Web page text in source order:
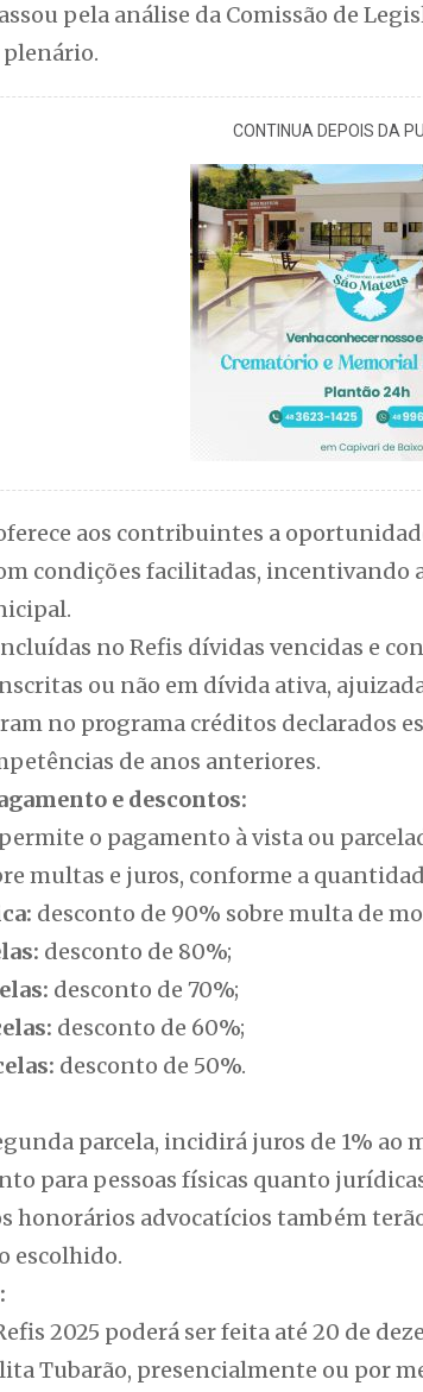
pela análise da Comissão de
plenário.
CONTINUA DEPOIS DA
aos contribuintes a
condições facilitadas, incentivando
no Refis dívidas vencidas e
ou não em dívida ativa,
no programa créditos declarados
de anos anteriores.
e descontos:
permite o pagamento à vista ou
multas e juros, conforme a
desconto de 90% sobre multa de
desconto de 80%;
desconto de 70%;
desconto de 60%;
desconto de 50%.
parcela, incidirá juros de 1% ao
para pessoas físicas quanto
honorários advocatícios também
escolhido.
2025 poderá ser feita até 20 de
Tubarão, presencialmente ou por